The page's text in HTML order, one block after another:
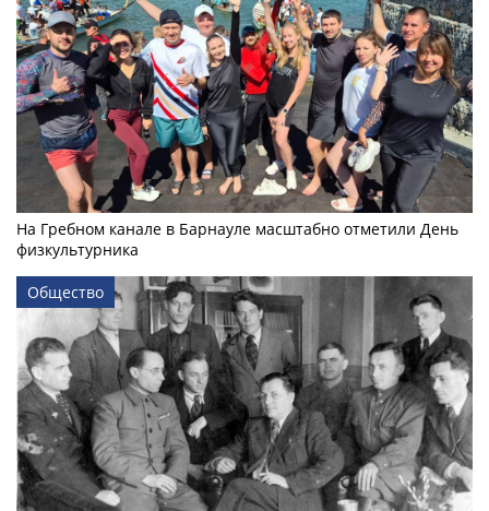
На Гребном канале в Барнауле масштабно отметили День
физкультурника
Общество